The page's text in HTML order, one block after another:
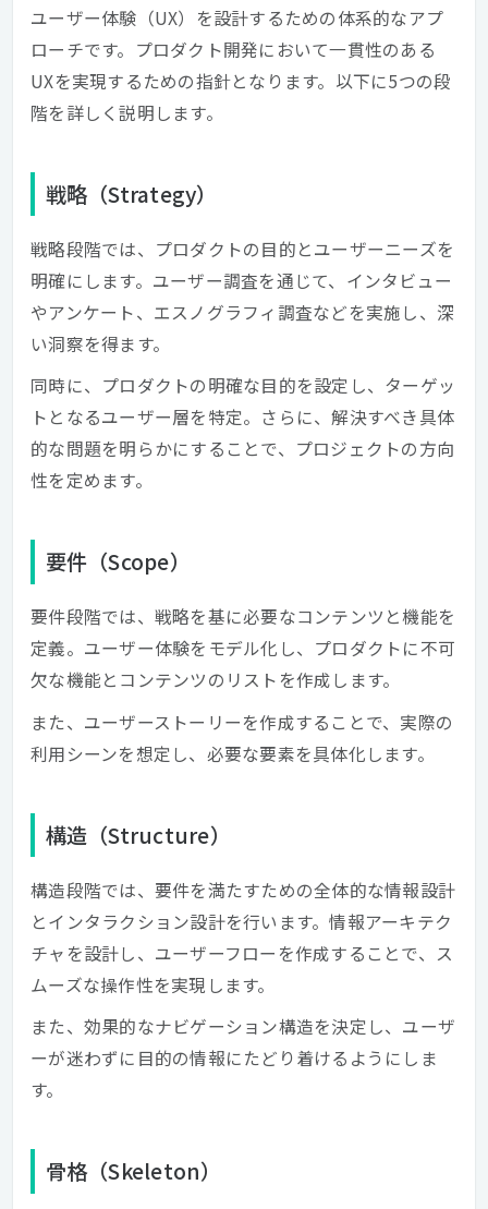
ユーザー体験（UX）を設計するための体系的なアプ
ローチです。プロダクト開発において一貫性のある
UXを実現するための指針となります。以下に5つの段
階を詳しく説明します。
戦略（Strategy）
戦略段階では、プロダクトの目的とユーザーニーズを
明確にします。ユーザー調査を通じて、インタビュー
やアンケート、エスノグラフィ調査などを実施し、深
い洞察を得ます。
同時に、プロダクトの明確な目的を設定し、ターゲッ
トとなるユーザー層を特定。さらに、解決すべき具体
的な問題を明らかにすることで、プロジェクトの方向
性を定めます。
要件（Scope）
要件段階では、戦略を基に必要なコンテンツと機能を
定義。ユーザー体験をモデル化し、プロダクトに不可
欠な機能とコンテンツのリストを作成します。
また、ユーザーストーリーを作成することで、実際の
利用シーンを想定し、必要な要素を具体化します。
構造（Structure）
構造段階では、要件を満たすための全体的な情報設計
とインタラクション設計を行います。情報アーキテク
チャを設計し、ユーザーフローを作成することで、ス
ムーズな操作性を実現します。
また、効果的なナビゲーション構造を決定し、ユーザ
ーが迷わずに目的の情報にたどり着けるようにしま
す。
骨格（Skeleton）